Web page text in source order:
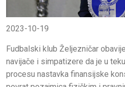
2023-10-19
Fudbalski klub Željezničar
navijače i simpatizere da je u
procesu nastavka finansijske